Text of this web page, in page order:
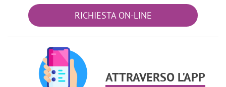
RICHIESTA ON-LINE
ATTRAVERSO L'APP